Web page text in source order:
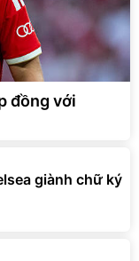
đồng với
giành chữ ký